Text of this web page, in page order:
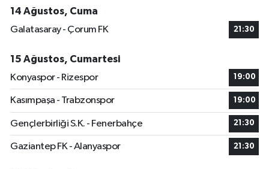
14 Ağustos, Cuma
Galatasaray - Çorum FK
21:30
15 Ağustos, Cumartesi
Konyaspor - Rizespor
19:00
Kasımpaşa - Trabzonspor 19:00
Gençlerbirliği S.K. - Fenerbahçe 21:30
Gaziantep FK - Alanyaspor 21:30